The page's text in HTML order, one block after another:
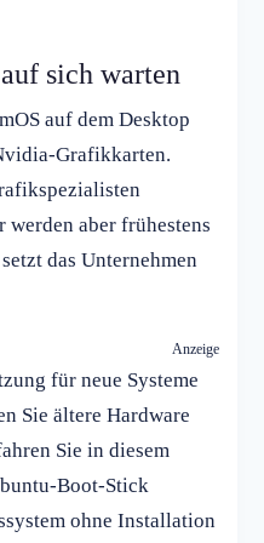
sich warten
auf dem Desktop
Grafikkarten.
aber frühestens
das Unternehmen
Anzeige
für neue Systeme
Sie ältere Hardware
Sie in diesem
Boot-Stick
ohne Installation